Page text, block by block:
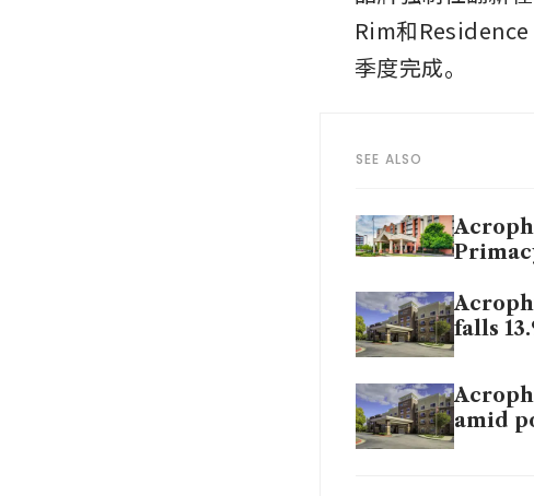
Rim和
季度完成。
SEE ALSO
falls
amid